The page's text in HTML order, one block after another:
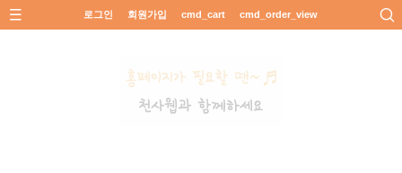
로그인 회원가입 cmd_cart cmd_order_view